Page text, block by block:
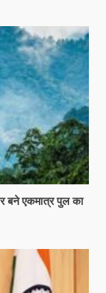
बने एकमात्र पुल का